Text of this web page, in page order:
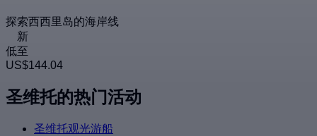
探索西西里岛的海岸线
新
低至
US$144.04
圣维托的热门活动
圣维托观光游船